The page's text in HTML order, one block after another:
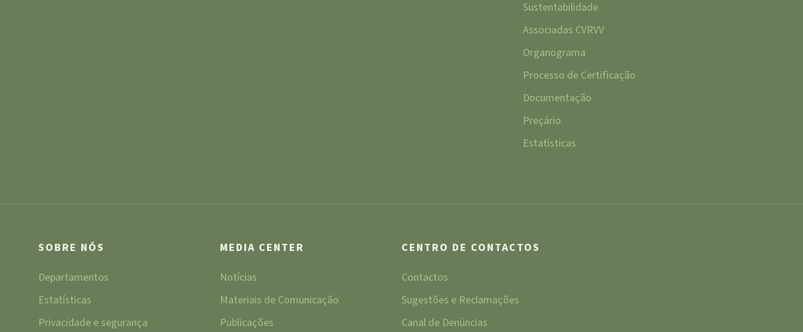
Sustentabilidade
Associadas CVRVV
Organograma
Processo de Certificação
Documentação
Preçário
Estatísticas
SOBRE NÓS
Departamentos
Estatísticas
Privacidade e segurança
MEDIA CENTER
Notícias
Materiais de Comunicação
Publicações
CENTRO DE CONTACTOS
Contactos
Sugestões e Reclamações
Canal de Denúncias